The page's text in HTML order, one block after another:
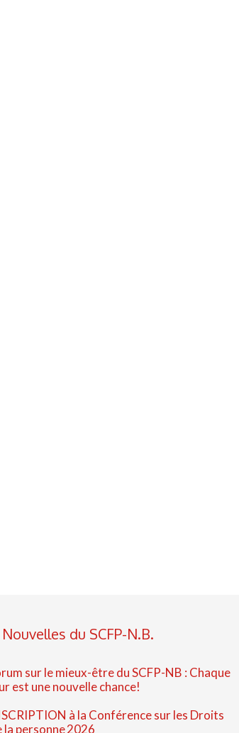
Nouvelles du SCFP-N.B.
sur le mieux-être du SCFP-NB : Chaque
est une nouvelle chance!
à la Conférence sur les Droits
la personne 2026